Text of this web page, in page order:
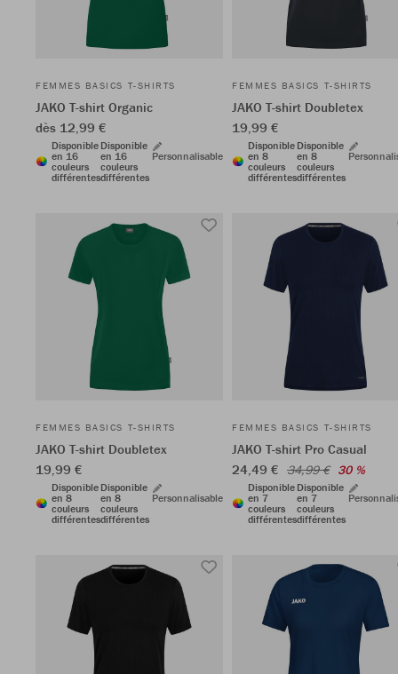
FEMMES BASICS T-SHIRTS
JAKO T-shirt Organic
dès 12,99 €
Disponible
en 16
couleurs
différentes
Disponible
en 16
couleurs
différentes
Personnalisable
FEMMES BASICS T-SHIRTS
JAKO T-shirt Doubletex
19,99 €
Disponible
en 8
couleurs
différentes
Disponible
en 8
couleurs
différentes
FEMMES BASICS T-SHIRTS
JAKO T-shirt Doubletex
19,99 €
Disponible
en 8
couleurs
différentes
Disponible
en 8
couleurs
différentes
Personnalisable
FEMMES BASICS T-SHIRTS
JAKO T-shirt Pro Casual
24,49 € 34,99 € 30 %
Disponible
en 7
couleurs
différentes
Disponible
en 7
couleurs
différentes